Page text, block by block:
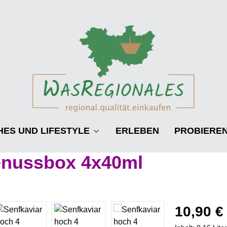
UND LIFESTYLE ERLEBEN
4x40ml
Regulärer
10,90 €